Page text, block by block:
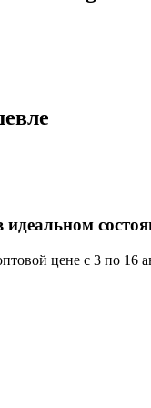
идеальном
цене с 3 по 16